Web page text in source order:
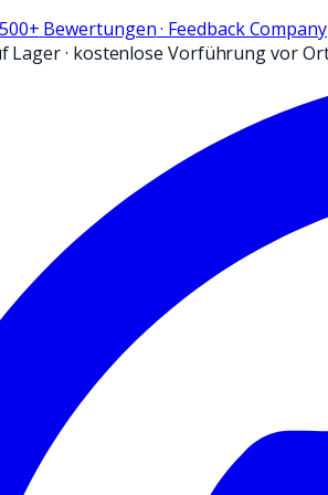
500+ Bewertungen· Feedback Company
Lager· kostenlose Vorführung vor